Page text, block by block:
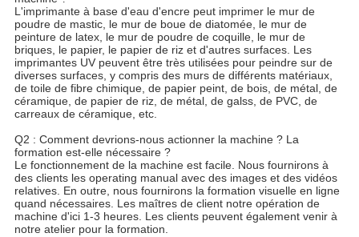
L'imprimante à base d'eau d'encre peut imprimer le mur de
poudre de mastic, le mur de boue de diatomée, le mur de
peinture de latex, le mur de poudre de coquille, le mur de
briques, le papier, le papier de riz et d'autres surfaces. Les
imprimantes UV peuvent être très utilisées pour peindre sur de
diverses surfaces, y compris des murs de différents matériaux,
de toile de fibre chimique, de papier peint, de bois, de métal, de
céramique, de papier de riz, de métal, de galss, de PVC, de
carreaux de céramique, etc.
Q2 : Comment devrions-nous actionner la machine ? La
formation est-elle nécessaire ?
Le fonctionnement de la machine est facile. Nous fournirons à
des clients les operating manual avec des images et des vidéos
relatives. En outre, nous fournirons la formation visuelle en ligne
quand nécessaires. Les maîtres de client notre opération de
machine d'ici 1-3 heures. Les clients peuvent également venir à
notre atelier pour la formation.